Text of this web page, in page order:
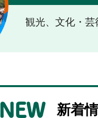
観光、文化・
新着